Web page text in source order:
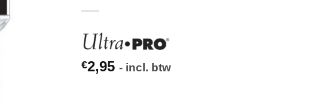
€2,95 - incl. btw